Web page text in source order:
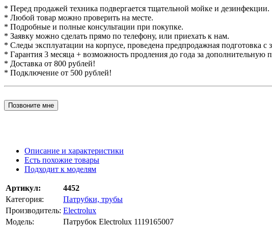
* Перед продажей техника подвергается тщательной мойке и дезинфекции.
* Любой товар можно проверить на месте.
* Подробные и полные консультации при покупке.
* Заявку можно сделать прямо по телефону, или приехать к нам.
* Следы эксплуатации на корпусе, проведена предпродажная подготовка с
* Гарантия 3 месяца + возможность продления до года за дополнительную
* Доставка от 800 рублей!
* Подключение от 500 рублей!
Позвоните мне
Описание и характеристики
Есть похожие товары
Подходит к моделям
Артикул:
4452
Категория:
Патрубки, трубы
Производитель: Electrolux
Модель:
Патрубок Electrolux 1119165007